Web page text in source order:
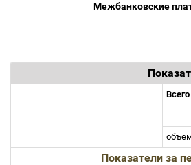
Межбанковские
Показатели за